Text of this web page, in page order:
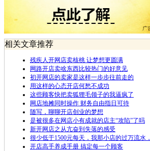
相关文章推荐
残疾人开网店卖核桃 让梦想更圆满
网路开店卖啥东西比较热门的好意见
初开网店的卖家是这样一步步往前走的
用这样的心态开店何愁不成功
这些顾客快把卖狐狸毛领子的我逼疯了
网店地摊同时操作 财务自由指日可待
随写，聊聊开店创业的梦想
是被很多在网店小有成就的店主“攻陷”了吗
新开网店之从亢奋到失落的感受
很少低于1500元每天，我那小店的过万流水，
开店高手养成手册 搞定每一个顾客